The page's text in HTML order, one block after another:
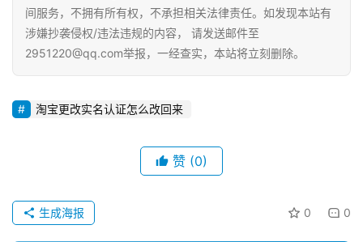
间服务，不拥有所有权，不承担相关法律责任。如发现本站有
涉嫌抄袭侵权/违法违规的内容， 请发送邮件至
2951220@qq.com举报，一经查实，本站将立刻删除。
淘宝更改实名认证怎么改回来
赞 (0)
0 0
生成海报